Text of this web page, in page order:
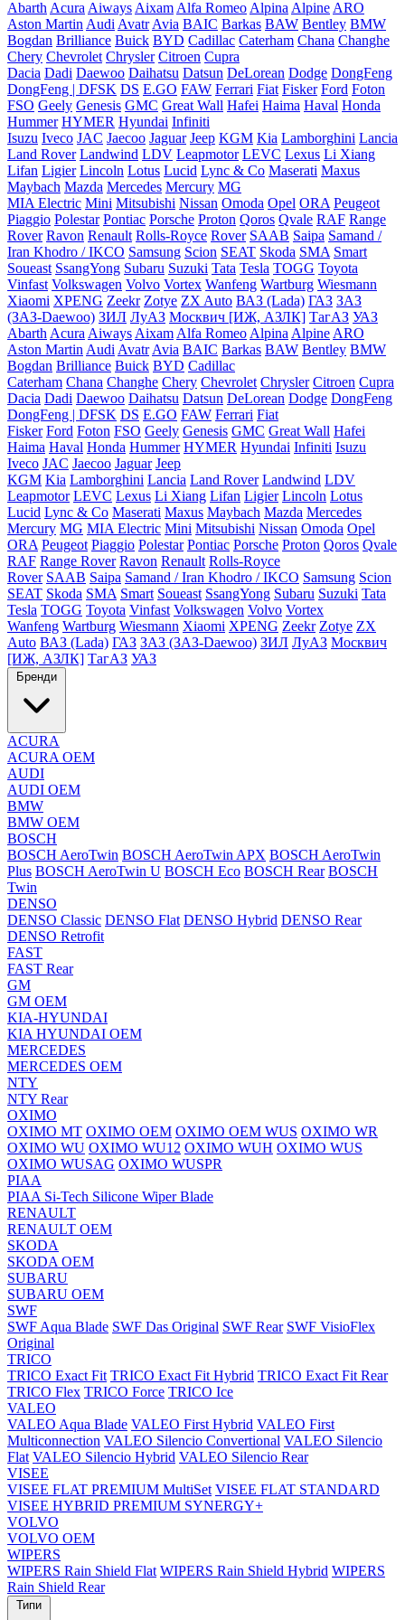
Abarth Acura Aiways Aixam Alfa Romeo Alpina Alpine ARO
Aston Martin Audi Avatr Avia BAIC Barkas BAW Bentley BMW
Bogdan Brilliance Buick BYD Cadillac Caterham Chana Changhe
Chery Chevrolet Chrysler Citroen Cupra
Dacia Dadi Daewoo Daihatsu Datsun DeLorean Dodge DongFeng
DongFeng | DFSK DS E.GO FAW Ferrari Fiat Fisker Ford Foton
FSO Geely Genesis GMC Great Wall Hafei Haima Haval Honda
Hummer HYMER Hyundai Infiniti
Isuzu Iveco JAC Jaecoo Jaguar Jeep KGM Kia Lamborghini Lancia
Land Rover Landwind LDV Leapmotor LEVC Lexus Li Xiang
Lifan Ligier Lincoln Lotus Lucid Lync & Co Maserati Maxus
Maybach Mazda Mercedes Mercury MG
MIA Electric Mini Mitsubishi Nissan Omoda Opel ORA Peugeot
Piaggio Polestar Pontiac Porsche Proton Qoros Qvale RAF Range
Rover Ravon Renault Rolls-Royce Rover SAAB Saipa Samand /
Iran Khodro / IKCO Samsung Scion SEAT Skoda SMA Smart
Soueast SsangYong Subaru Suzuki Tata Tesla TOGG Toyota
Vinfast Volkswagen Volvo Vortex Wanfeng Wartburg Wiesmann
Xiaomi XPENG Zeekr Zotye ZX Auto ВАЗ (Lada) ГАЗ ЗАЗ
(ЗАЗ-Daewoo) ЗИЛ ЛуАЗ Москвич [ИЖ, АЗЛК] ТагАЗ УАЗ
Abarth Acura Aiways Aixam Alfa Romeo Alpina Alpine ARO
Aston Martin Audi Avatr Avia BAIC Barkas BAW Bentley BMW
Bogdan Brilliance Buick BYD Cadillac
Caterham Chana Changhe Chery Chevrolet Chrysler Citroen Cupra
Dacia Dadi Daewoo Daihatsu Datsun DeLorean Dodge DongFeng
DongFeng | DFSK DS E.GO FAW Ferrari Fiat
Fisker Ford Foton FSO Geely Genesis GMC Great Wall Hafei
Haima Haval Honda Hummer HYMER Hyundai Infiniti Isuzu
Iveco JAC Jaecoo Jaguar Jeep
KGM Kia Lamborghini Lancia Land Rover Landwind LDV
Leapmotor LEVC Lexus Li Xiang Lifan Ligier Lincoln Lotus
Lucid Lync & Co Maserati Maxus Maybach Mazda Mercedes
Mercury MG MIA Electric Mini Mitsubishi Nissan Omoda Opel
ORA Peugeot Piaggio Polestar Pontiac Porsche Proton Qoros Qvale
RAF Range Rover Ravon Renault Rolls-Royce
Rover SAAB Saipa Samand / Iran Khodro / IKCO Samsung Scion
SEAT Skoda SMA Smart Soueast SsangYong Subaru Suzuki Tata
Tesla TOGG Toyota Vinfast Volkswagen Volvo Vortex
Wanfeng Wartburg Wiesmann Xiaomi XPENG Zeekr Zotye ZX
Auto ВАЗ (Lada) ГАЗ ЗАЗ (ЗАЗ-Daewoo) ЗИЛ ЛуАЗ Москвич
[ИЖ, АЗЛК] ТагАЗ УАЗ
Бренди
ACURA
ACURA OEM
AUDI
AUDI OEM
BMW
BMW OEM
BOSCH
BOSCH AeroTwin BOSCH AeroTwin APX BOSCH AeroTwin
Plus BOSCH AeroTwin U BOSCH Eco BOSCH Rear BOSCH
Twin
DENSO
DENSO Classic DENSO Flat DENSO Hybrid DENSO Rear
DENSO Retrofit
FAST
FAST Rear
GM
GM OEM
KIA-HYUNDAI
KIA HYUNDAI OEM
MERCEDES
MERCEDES OEM
NTY
NTY Rear
OXIMO
OXIMO MT OXIMO OEM OXIMO OEM WUS OXIMO WR
OXIMO WU OXIMO WU12 OXIMO WUH OXIMO WUS
OXIMO WUSAG OXIMO WUSPR
PIAA
PIAA Si-Tech Silicone Wiper Blade
RENAULT
RENAULT OEM
SKODA
SKODA OEM
SUBARU
SUBARU OEM
SWF
SWF Aqua Blade SWF Das Original SWF Rear SWF VisioFlex
Original
TRICO
TRICO Exact Fit TRICO Exact Fit Hybrid TRICO Exact Fit Rear
TRICO Flex TRICO Force TRICO Ice
VALEO
VALEO Aqua Blade VALEO First Hybrid VALEO First
Multiconnection VALEO Silencio Convertional VALEO Silencio
Flat VALEO Silencio Hybrid VALEO Silencio Rear
VISEE
VISEE FLAT PREMIUM MultiSet VISEE FLAT STANDARD
VISEE HYBRID PREMIUM SYNERGY+
VOLVO
VOLVO OEM
WIPERS
WIPERS Rain Shield Flat WIPERS Rain Shield Hybrid WIPERS
Rain Shield Rear
Типи